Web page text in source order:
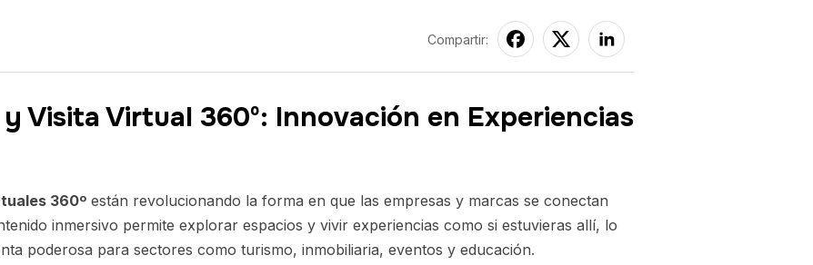
Compartir:
Visita Virtual 360º: Innovación en Experiencias
360º están revolucionando la forma en que las empresas y marcas se conectan
inmersivo permite explorar espacios y vivir experiencias como si estuvieras allí, lo
poderosa para sectores como turismo, inmobiliaria, eventos y educación.